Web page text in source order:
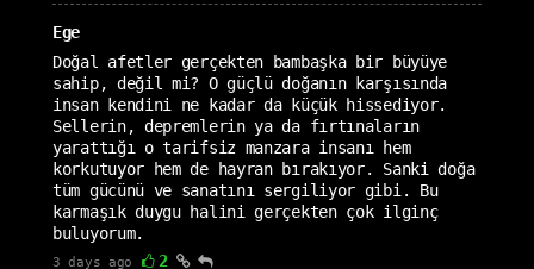
Ege
Doğal afetler gerçekten bambaşka bir büyüye
sahip, değil mi? O güçlü doğanın karşısında
insan kendini ne kadar da küçük hissediyor.
Sellerin, depremlerin ya da fırtınaların
yarattığı o tarifsiz manzara insanı hem
korkutuyor hem de hayran bırakıyor. Sanki doğa
tüm gücünü ve sanatını sergiliyor gibi. Bu
karmaşık duygu halini gerçekten çok ilginç
buluyorum.
3 days ago 2